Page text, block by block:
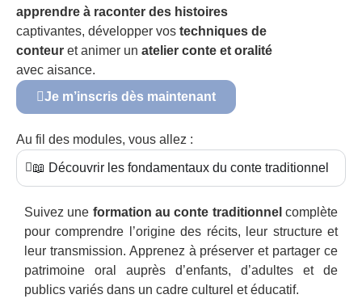
apprendre à raconter des histoires
captivantes, développer vos techniques de
conteur et animer un atelier conte et oralité
avec aisance.
Je m’inscris dès maintenant
Au fil des modules, vous allez :
📖 Découvrir les fondamentaux du conte traditionnel
Suivez une formation au conte traditionnel complète
pour comprendre l’origine des récits, leur structure et
leur transmission. Apprenez à préserver et partager ce
patrimoine oral auprès d’enfants, d’adultes et de
publics variés dans un cadre culturel et éducatif.